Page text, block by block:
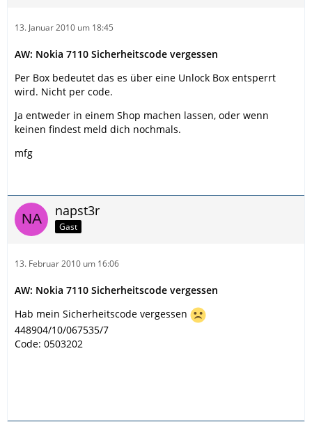
13. Januar 2010 um 18:45
AW: Nokia 7110 Sicherheitscode vergessen
Per Box bedeutet das es über eine Unlock Box entsperrt
wird. Nicht per code.
Ja entweder in einem Shop machen lassen, oder wenn
keinen findest meld dich nochmals.
mfg
napst3r
Gast
13. Februar 2010 um 16:06
AW: Nokia 7110 Sicherheitscode vergessen
Hab mein Sicherheitscode vergessen
448904/10/067535/7
Code: 0503202